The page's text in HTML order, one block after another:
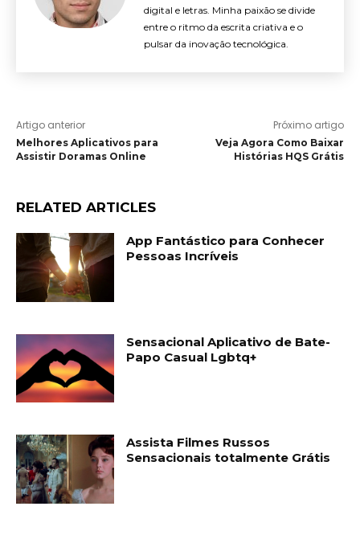
digital e letras. Minha paixão se divide
entre o ritmo da escrita criativa e o
pulsar da inovação tecnológica.
Artigo anterior
Melhores Aplicativos para
Assistir Doramas Online
Próximo artigo
Veja Agora Como Baixar
Histórias HQS Grátis
RELATED ARTICLES
App Fantástico para Conhecer
Pessoas Incríveis
Sensacional Aplicativo de Bate-
Papo Casual Lgbtq+
Assista Filmes Russos
Sensacionais totalmente Grátis